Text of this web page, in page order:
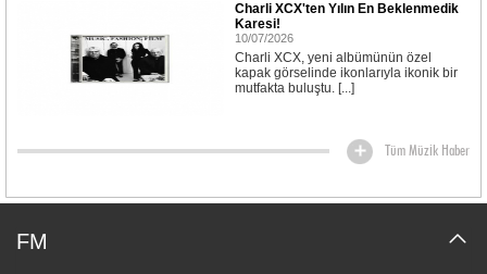
Charli XCX'ten Yılın En Beklenmedik
Karesi!
10/07/2026
Charli XCX, yeni albümünün özel
kapak görselinde ikonlarıyla ikonik bir
mutfakta buluştu. [...]
Tüm Müzik Haber
FM